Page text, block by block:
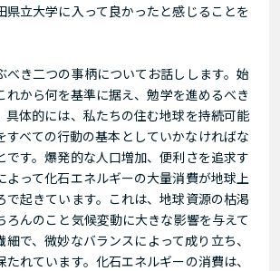
県立大学に入って良かったと感じることを
き二つの事柄についてお話しします。始
れから何を基準に据え、勉学を進めるべき
具体的には、私たちの住む地球を持続可能
すべての行動の基本としていかなければな
です。爆発的な人口増加、便利さを追求す
よって化石エネルギーの大量消費が地球上
で起きています。これは、地球資源の枯渇
ろんのこと気候変動に大きな影響を与えて
で、微妙なバランスによって成り立ち、
れています。化石エネルギーの消費は、